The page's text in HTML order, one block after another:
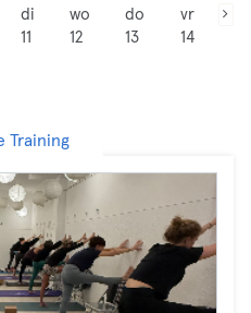
di
11
wo
12
do
13
vr
14
Training